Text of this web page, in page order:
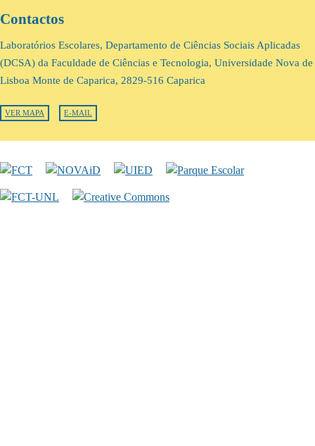
Contactos
Laboratórios Escolares, Departamento de Ciências Sociais Aplicadas
(DCSA) da Faculdade de Ciências e Tecnologia, Universidade Nova de
Lisboa Monte de Caparica, 2829-516 Caparica
VER MAPA E-MAIL